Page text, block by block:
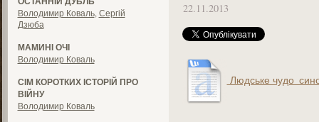
Володимир Коваль, Сергій
Дзюба
МАМИНІ ОЧІ
Володимир Коваль
СІМ КОРОТКИХ ІСТОРІЙ ПРО
ВІЙНУ
Володимир Коваль
22.11.2013
Людське